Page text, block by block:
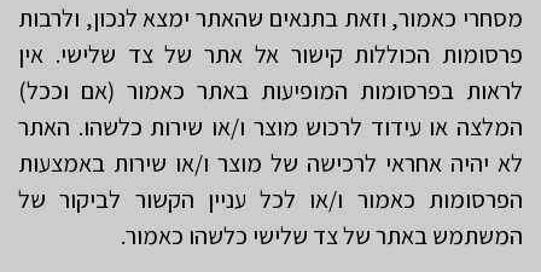
מסחרי כאמור, וזאת בתנאים שהאתר ימצא לנכון, ולרבות
פרסומות הכוללות קישור אל אתר של צד שלישי. אין
לראות בפרסומות המופיעות באתר כאמור (אם וככל)
המלצה או עידוד לרכוש מוצר ו/או שירות כלשהו. האתר
לא יהיה אחראי לרכישה של מוצר ו/או שירות באמצעות
הפרסומות כאמור ו/או לכל עניין הקשור לביקור של
המשתמש באתר של צד שלישי כלשהו כאמור.